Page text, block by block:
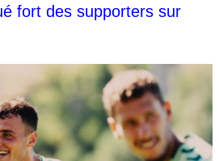
fort des supporters sur